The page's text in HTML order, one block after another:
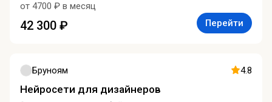
от 4700 ₽ в месяц
42 300 ₽ Перейти
Бруноям 4.8
Нейросети для дизайнеров